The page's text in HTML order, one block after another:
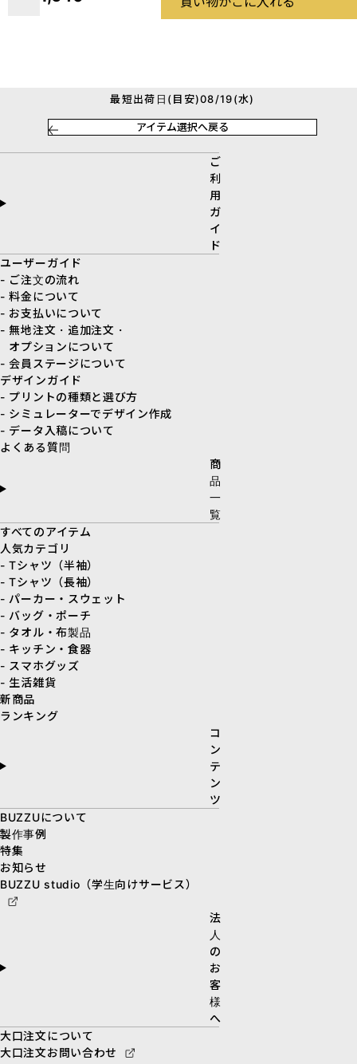
最短出荷日(目安)08/19(水)
アイテム選択へ戻る
ご
利
用
ガ
イ
ド
ユーザーガイド
- ご注文の流れ
- 料金について
- お支払いについて
- 無地注文・追加注文・
オプションについて
- 会員ステージについて
デザインガイド
- プリントの種類と選び方
- シミュレーターでデザイン作成
- データ入稿について
よくある質問
商
品
一
覧
すべてのアイテム
人気カテゴリ
- Tシャツ（半袖）
- Tシャツ（長袖）
- パーカー・スウェット
- バッグ・ポーチ
- タオル・布製品
- キッチン・食器
- スマホグッズ
- 生活雑貨
新商品
ランキング
コ
ン
テ
ン
ツ
BUZZUについて
製作事例
特集
お知らせ
BUZZU studio（学生向けサービス）
法
人
の
お
客
様
へ
大口注文について
大口注文お問い合わせ